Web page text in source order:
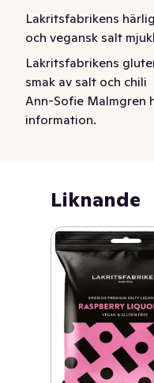
Lakritsfabrikens
och vegansk salt
Lakritsfabrikens
smak av salt och chili
Ann-Sofie Malmgren
information.
Liknande